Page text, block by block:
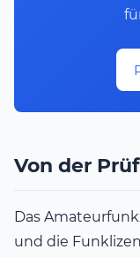
Von der
Das
und die